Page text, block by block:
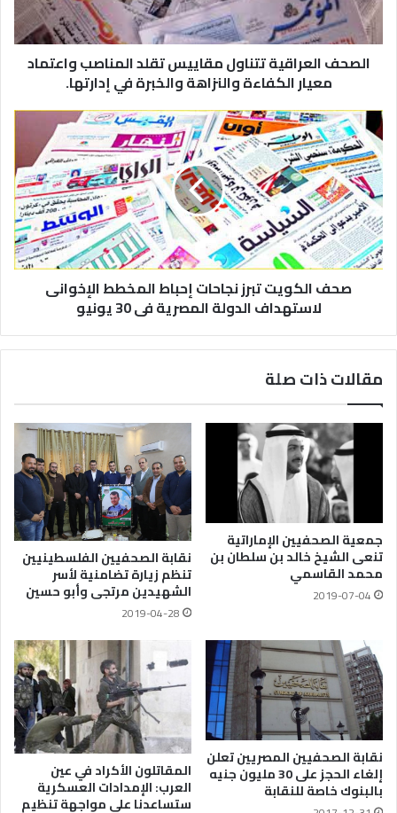
الصحف العراقية تتناول مقاييس تقلد المناصب واعتماد
معيار الكفاءة والنزاهة والخبرة في إدارتها.
صحف الكويت تبرز نجاحات إحباط المخطط الإخوانى
لاستهداف الدولة المصرية فى 30 يونيو
مقالات ذات صلة
جمعية الصحفيين الإماراتية
تنعى الشيخ خالد بن سلطان بن
محمد القاسمي
2019-07-04
نقابة الصحفيين الفلسطينيين
تنظم زيارة تضامنية لأسر
الشهيدين مرتجى وأبو حسين
2019-04-28
نقابة الصحفيين المصريين تعلن
إلغاء الحجز على 30 مليون جنيه
بالبنوك خاصة للنقابة
المقاتلون الأكراد في عين
العرب: الإمدادات العسكرية
ستساعدنا على مواجهة تنظيم